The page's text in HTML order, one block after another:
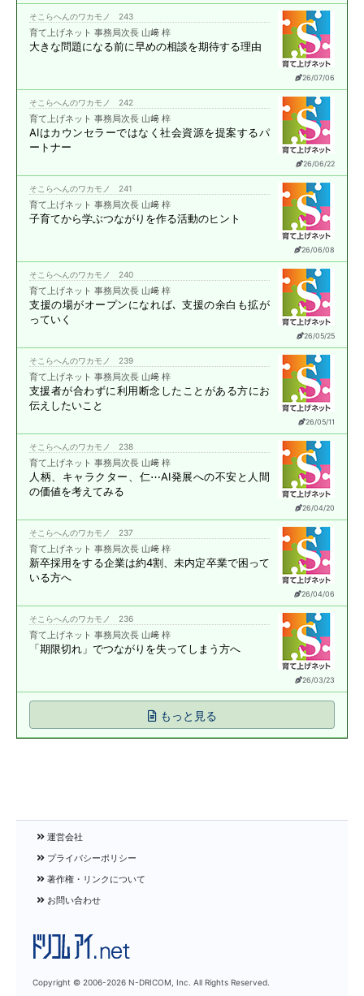
26/07/06
そこらへんのワカモノ 243
育て上げネット 事務局次長 山﨑 梓
大きな問題になる前に早めの相談を期待する理由
26/06/22
そこらへんのワカモノ 242
育て上げネット 事務局次長 山﨑 梓
AIはカウンセラーではなく社会資源を提案するパ
ートナー
26/06/08
そこらへんのワカモノ 241
育て上げネット 事務局次長 山﨑 梓
子育てから学ぶつながりを作る活動のヒント
26/05/25
そこらへんのワカモノ 240
育て上げネット 事務局次長 山﨑 梓
支援の場がオープンになれば､支援の余白も拡が
っていく
26/05/11
そこらへんのワカモノ 239
育て上げネット 事務局次長 山﨑 梓
支援者が合わずに利用断念したことがある方にお
伝えしたいこと
26/04/20
そこらへんのワカモノ 238
育て上げネット 事務局次長 山﨑 梓
人柄、キャラクター、仁⋯AI発展への不安と 人間
の価値を考えてみる
26/04/06
そこらへんのワカモノ 237
育て上げネット 事務局次長 山﨑 梓
新卒採用をする企業は約4割、未内定卒業で困って
いる方へ
26/03/23
そこらへんのワカモノ 236
育て上げネット 事務局次長 山﨑 梓
「期限切れ」でつながりを失ってしまう方へ
もっと見る
運営会社
プライバシーポリシー
著作権・リンクについて
お問い合わせ
Copyright © 2006-2026 N-DRICOM, Inc. All Rights Reserved.